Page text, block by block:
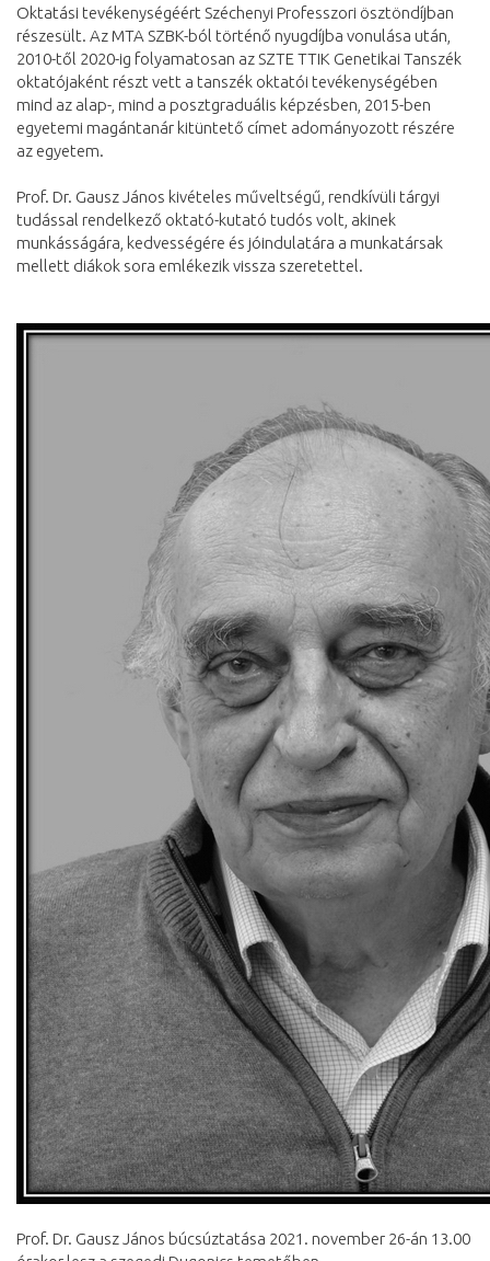
Oktatási tevékenységéért Széchenyi Professzori ösztöndíjban
részesült. Az MTA SZBK-ból történő nyugdíjba vonulása után,
2010-től 2020-ig folyamatosan az SZTE TTIK Genetikai Tanszék
oktatójaként részt vett a tanszék oktatói tevékenységében
mind az alap-, mind a posztgraduális képzésben, 2015-ben
egyetemi magántanár kitüntető címet adományozott részére
az egyetem.
Prof. Dr. Gausz János kivételes műveltségű, rendkívüli tárgyi
tudással rendelkező oktató-kutató tudós volt, akinek
munkásságára, kedvességére és jóindulatára a munkatársak
mellett diákok sora emlékezik vissza szeretettel.
Prof. Dr. Gausz János búcsúztatása 2021. november 26-án 13.00